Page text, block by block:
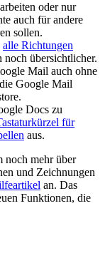
oder nur
auch für andere
sollen.
alle Richtungen
noch übersichtlicher.
Mail auch ohne
Google Mail
Docs zu
für
aus.
noch mehr über
und Zeichnungen
an. Das
Funktionen, die